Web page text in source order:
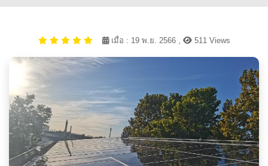
เมื่อ : 19 พ.ย. 2566 , 511 Views